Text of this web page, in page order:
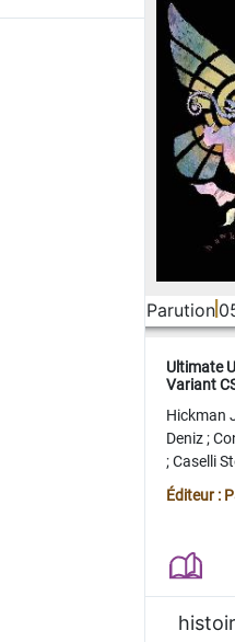
Parution
Ultimate
Variant
Hickman
Deniz;
;Caselli
Juan
Éditeur :